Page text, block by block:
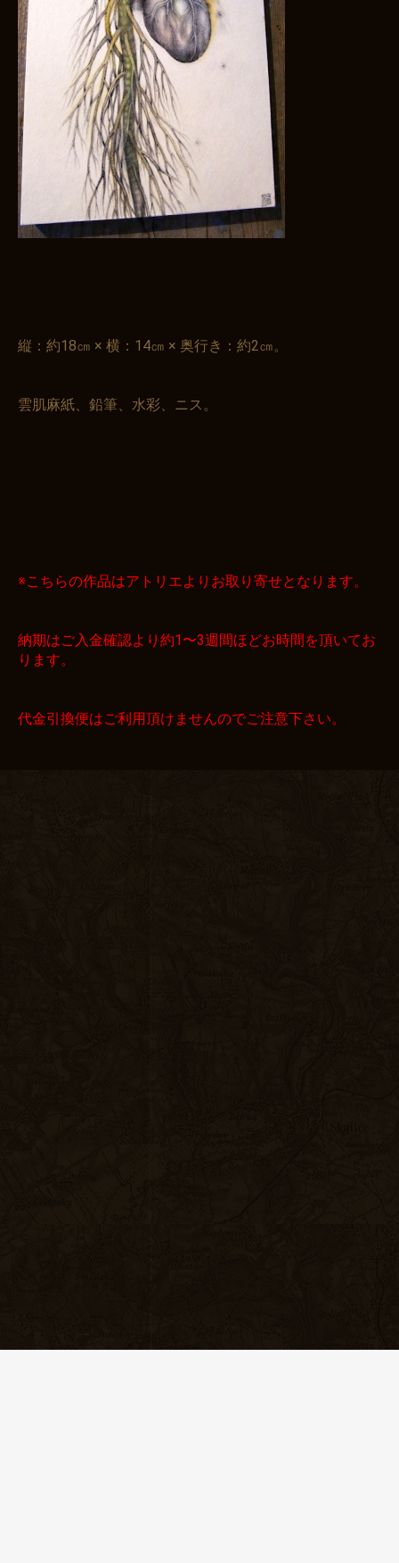
縦：約18㎝ × 横：14㎝ × 奥行き：約2㎝。
雲肌麻紙、鉛筆、水彩、ニス。
※こちらの作品はアトリエよりお取り寄せとなります。
納期はご入金確認より約1〜3週間ほどお時間を頂いてお
ります。
代金引換便はご利用頂けませんのでご注意下さい。